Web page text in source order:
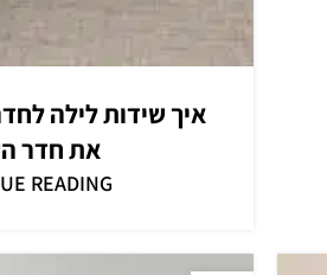
איך שידות לילה
את חדר
READING